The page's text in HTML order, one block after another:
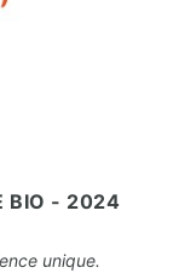
BIO - 2024
unique.